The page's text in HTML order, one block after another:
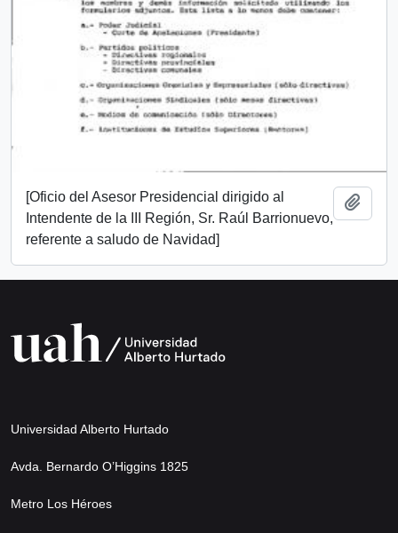
[Oficio del Asesor Presidencial dirigido al
Intendente de la III Región, Sr. Raúl Barrionuevo,
referente a saludo de Navidad]
Universidad Alberto Hurtado
Avda. Bernardo O’Higgins 1825
Metro Los Héroes